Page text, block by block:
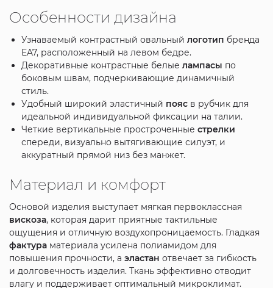
Особенности дизайна
Узнаваемый контрастный овальный логотип бренда
EA7, расположенный на левом бедре.
Декоративные контрастные белые лампасы по
боковым швам, подчеркивающие динамичный
стиль.
Удобный широкий эластичный поясв рубчик для
идеальной индивидуальной фиксации на талии.
Четкие вертикальные простроченные стрелки
спереди, визуально вытягивающие силуэт, и
аккуратный прямой низ без манжет.
Материал и комфорт
Основой изделия выступает мягкая первоклассная
вискоза, которая дарит приятные тактильные
ощущения и отличную воздухопроницаемость. Гладкая
фактураматериала усилена полиамидом для
повышения прочности, а эластан отвечает за гибкость
и долговечность изделия. Ткань эффективно отводит
влагу и поддерживает оптимальный микроклимат.